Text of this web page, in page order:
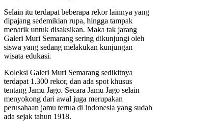
Selain itu terdapat beberapa rekor lainnya yang
dipajang sedemikian rupa, hingga tampak
menarik untuk disaksikan. Maka tak jarang
Galeri Muri Semarang sering dikunjungi oleh
siswa yang sedang melakukan kunjungan
wisata edukasi.
Koleksi Galeri Muri Semarang sedikitnya
terdapat 1.300 rekor, dan ada spot khusus
tentang Jamu Jago. Secara Jamu Jago selain
menyokong dari awal juga merupakan
perusahaan jamu tertua di Indonesia yang sudah
ada sejak tahun 1918.